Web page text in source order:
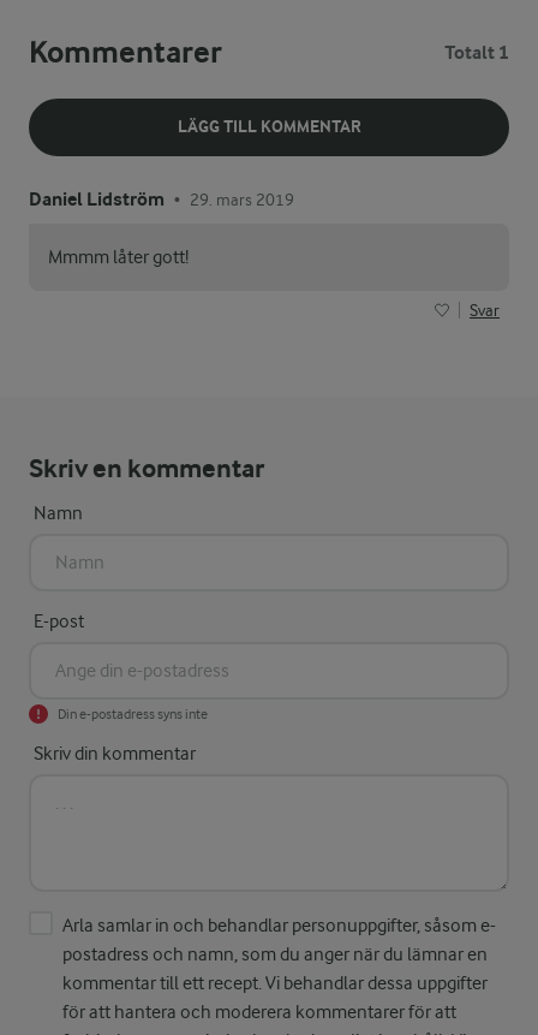
Kommentarer Totalt 1
LÄGG TILL KOMMENTAR
Daniel Lidström • 29. mars 2019
Mmmm låter gott!
Svar
Skriv en kommentar
Namn
E-post
Din e-postadress syns inte
Skriv din kommentar
Arla samlar in och behandlar personuppgifter, såsom e-
postadress och namn, som du anger när du lämnar en
kommentar till ett recept. Vi behandlar dessa uppgifter
för att hantera och moderera kommentarer för att